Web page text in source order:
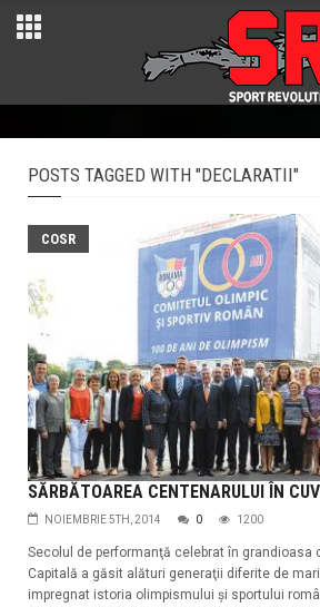
POSTS TAGGED WITH "DECLARATII"
COSR
SĂRBĂTOAREA CENTENARULUI ÎN
NOIEMBRIE 5TH, 2014 0 1200
Secolul de performanţă celebrat în grandioasa
Capitală a găsit alături generaţii diferite de
impregnat istoria olimpismului şi sportului